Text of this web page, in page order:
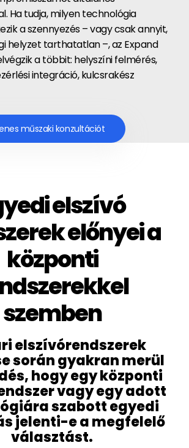
Ha tudja, milyen technológia
a szennyezés – vagy csak annyit,
helyzet tarthatatlan –, az Expand
a többit: helyszíni felmérés,
integráció, kulcsrakész
műszaki konzultációt
elszívó
előnyei a
központi
szemben
elszívórendszerek
során gyakran merül
hogy egy központi
vagy egy adott
szabott egyedi
jelenti-e a megfelelő
választást.